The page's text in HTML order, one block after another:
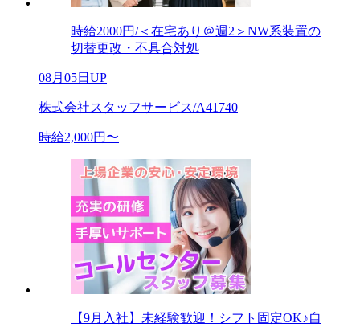
時給2000円/＜在宅あり＠週2＞NW系装置の
切替更改・不具合対処
08月05日UP
株式会社スタッフサービス/A41740
時給2,000円〜
【9月入社】未経験歓迎！シフト固定OK♪自